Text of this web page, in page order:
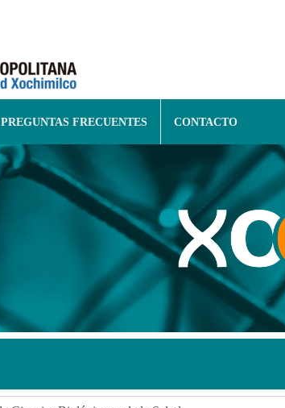
PREGUNTAS FRECUENTES CONTACTO